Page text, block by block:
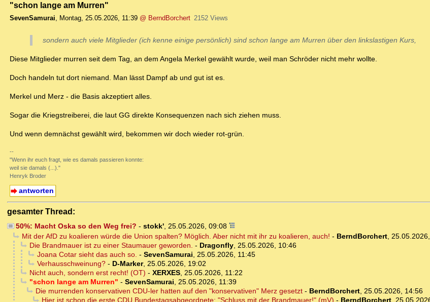
"schon lange am Murren"
SevenSamurai, Montag, 25.05.2026, 11:39 @ BerndBorchert 2152 Views
sondern auch viele Mitglieder (ich kenne einige persönlich) sind schon lange am Murren über den linkslastigen Kurs,
Diese Mitglieder murren seit dem Tag, an dem Angela Merkel gewählt wurde, weil man Schröder nicht mehr wollte.
Doch handeln tut dort niemand. Man lässt Dampf ab und gut ist es.
Merkel und Merz - die Basis akzeptiert alles.
Sogar die Kriegstreiberei, die laut GG direkte Konsequenzen nach sich ziehen muss.
Und wenn demnächst gewählt wird, bekommen wir doch wieder rot-grün.
--
"Wenn ihr euch fragt, wie es damals passieren konnte:
weil sie damals (...)."
Henryk Broder
antworten
gesamter Thread:
50%: Macht Oska so den Weg frei? - stokk', 25.05.2026, 09:08
Mit der AfD zu koalieren würde die Union spalten? Möglich. Aber nicht mit ihr zu koalieren, auch! - BerndBorchert,
Die Brandmauer ist zu einer Staumauer geworden. - Dragonfly, 25.05.2026, 10:46
Joana Cotar sieht das auch so. - SevenSamurai, 25.05.2026, 11:45
Verhausschweinung?- D-Marker, 25.05.2026, 19:02
Nicht auch, sondern erst recht! (OT) - XERXES, 25.05.2026, 11:22
"schon lange am Murren" - SevenSamurai, 25.05.2026, 11:39
Die murrenden konservativen CDU-ler hatten auf den "konservativen" Merz gesetzt- BerndBorchert, 25.05.2026, 14:56
Hier ist schon die erste CDU Bundestagsabgeordnete: "Schluss mit der Brandmauer!" (mV) - BerndBorchert,